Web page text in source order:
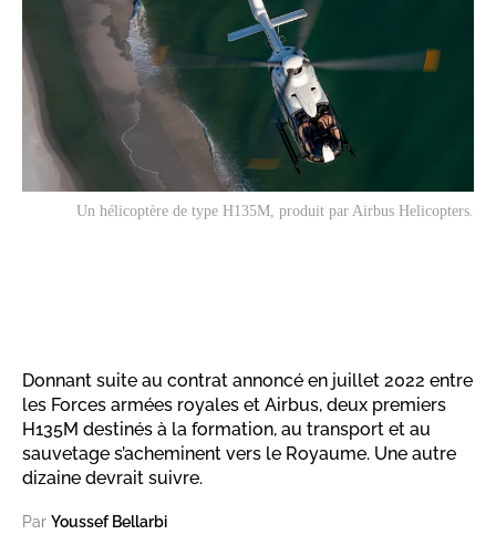
Un hélicoptère de type H135M, produit par Airbus Helicopters.
Donnant suite au contrat annoncé en juillet 2022 entre
les Forces armées royales et Airbus, deux premiers
H135M destinés à la formation, au transport et au
sauvetage s’acheminent vers le Royaume. Une autre
dizaine devrait suivre.
Par Youssef Bellarbi